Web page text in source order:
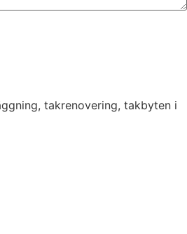
takrenovering, takbyten i